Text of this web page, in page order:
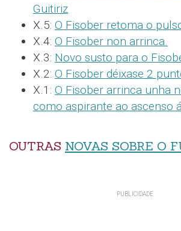
Guitiriz
X.5: O Fisober retoma o
X.4: O Fisober non arrinca.
X.3: Novo susto para o
X.2: O Fisober déixase 2
X.1: O Fisober arrinca unha
como aspirante ao ascenso
OUTRAS NOVAS SOBRE O